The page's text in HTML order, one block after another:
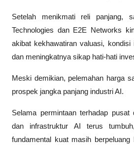
Setelah menikmati reli panjang,
Technologies dan E2E Networks
akibat kekhawatiran valuasi, kondisi
dan meningkatnya sikap hati-hati
Meski demikian, pelemahan harga
prospek jangka panjang industri AI.
Selama permintaan terhadap pusat
dan infrastruktur AI terus
fundamental kuat masih